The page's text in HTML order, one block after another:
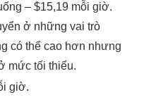
– $15,19 mỗi giờ.
ở những vai trò
có thể cao hơn nhưng
mức tối thiểu.
giờ.